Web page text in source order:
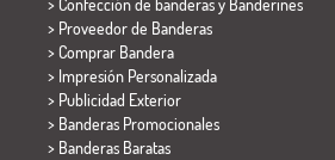
> Confección de banderas y Banderines
> Proveedor de Banderas
> Comprar Bandera
> Impresión Personalizada
> Publicidad Exterior
> Banderas Promocionales
> Banderas Baratas